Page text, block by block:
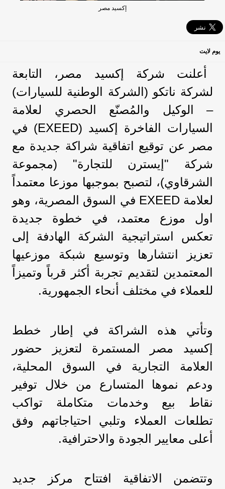
إكسيد مصر
يوم لايت
أعلنت شركة إكسيد مصر، التابعة
لشركة ناتكو (الشركة الوطنية للسيارات)
– الوكيل والمُصنّع الحصري لعلامة
السيارات الفاخرة إكسيد (EXEED) في
مصر عن توقيع اتفاقية شراكة جديدة مع
شركة "إيسترن للتجارة" (مجموعة
الشرقاوي)، لتصبح بموجبها موزعا معتمداً
لعلامة EXEED في السوق المصرية، وهو
اول موزع معتمد، في خطوة جديدة
تعكس استراتيجية الشركة الهادفة إلى
تعزيز انتشارها وتوسيع شبكة موزعيها
المعتمدين لتقديم تجربة أكثر قرباً وتميزاً
للعملاء في مختلف أنحاء الجمهورية.
وتأتي هذه الشراكة في إطار خطط
إكسيد مصر المستمرة لتعزيز حضور
العلامة التجارية في السوق المحلية،
ودعم نموها المتسارع من خلال توفير
نقاط بيع وخدمات متكاملة تواكب
تطلعات العملاء وتلبي احتياجاتهم وفق
أعلى معايير الجودة والاحترافية.
وتتضمن الاتفاقية افتتاح مركز جديد